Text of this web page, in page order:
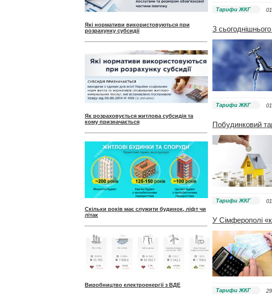
Які нормативи використовуються при
розрахунку субсидії
Як розраховується житлова субсидія та
кому призначається
Скільки років має служити будинок, ліфт чи
літак
Виробництво електроенергії з ВДЕ
Тарифи ЖКГ
З
Тарифи ЖКГ
Побудинковий
Тарифи ЖКГ
У Сімферополі
Тарифи ЖКГ